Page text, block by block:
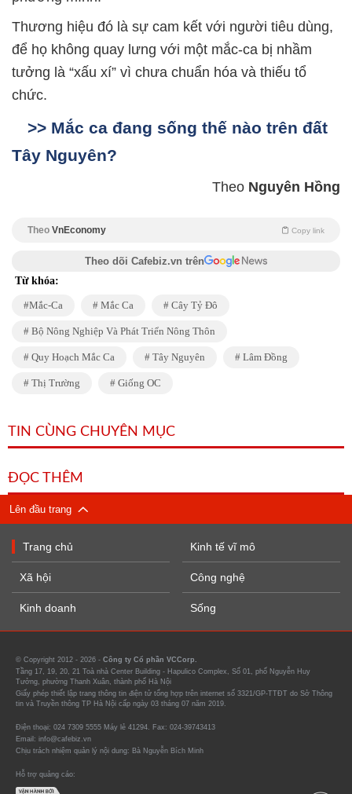
Thương hiệu đó là sự cam kết với người tiêu dùng,
để họ không quay lưng với một mắc-ca bị nhầm
tưởng là “xấu xí” vì chưa chuẩn hóa và thiếu tổ
chức.
>> Mắc ca đang sống thế nào trên đất
Tây Nguyên?
Theo Nguyên Hồng
Theo VnEconomy Copy link
Theo dõi Cafebiz.vn trên
Từ khóa:
Mắc-Ca Mắc Ca Cây Tỷ Đô
Bộ Nông Nghiệp Và Phát Triển Nông Thôn
Quy Hoạch Mắc Ca Tây Nguyên Lâm Đồng
Thị Trường Giống OC
TIN CÙNG CHUYÊN MỤC
ĐỌC THÊM
Lên đầu trang
Trang chủ
Xã hội
Kinh doanh
Kinh tế vĩ mô
Công nghệ
Sống
© Copyright 2012 - 2026 - Công ty Cổ phần VCCorp.
Tầng 17, 19, 20, 21 Toà nhà Center Building - Hapulico Complex, Số 01, phố Nguyễn Huy
Tưởng, phường Thanh Xuân, thành phố Hà Nội
Giấy phép thiết lập trang thông tin điện tử tổng hợp trên internet số 3321/GP-TTĐT do Sở Thông
tin và Truyền thông TP Hà Nội cấp ngày 03 tháng 07 năm 2019.
Điện thoại: 024 7309 5555 Máy lẻ 41294. Fax: 024-39743413
Email: info@cafebiz.vn
Chịu trách nhiệm quản lý nội dung: Bà Nguyễn Bích Minh
Hỗ trợ quảng cáo: